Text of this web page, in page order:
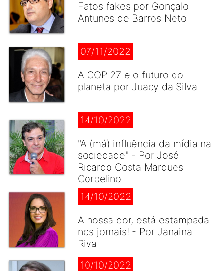
Fatos fakes por Gonçalo
Antunes de Barros Neto
07/11/2022
A COP 27 e o futuro do
planeta por Juacy da Silva
14/10/2022
"A (má) influência da mídia na
sociedade" - Por José
Ricardo Costa Marques
Corbelino
14/10/2022
A nossa dor, está estampada
nos jornais! - Por Janaina
Riva
10/10/2022